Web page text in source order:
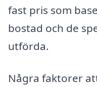
fast pris som
bostad och de
utförda.
Några faktorer